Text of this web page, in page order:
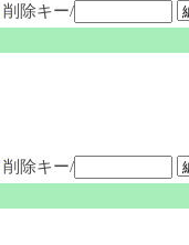
削除キー/
削除キー/